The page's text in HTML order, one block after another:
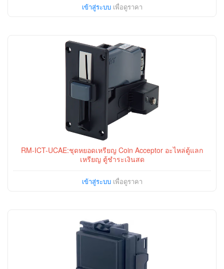
เข้าสู่ระบบเพื่อดูราคา
RM-ICT-UCAE:ชุดหยอดเหรียญ Coin Acceptor อะไหล่ตู้แลก
เหรียญ ตู้ชำระเงินสด
เข้าสู่ระบบเพื่อดูราคา